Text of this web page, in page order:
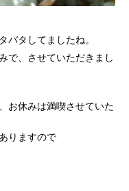
バタしてましたね。
で、させていただきまし
お休みは満喫させていた
りますので